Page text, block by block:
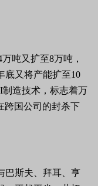
吨又扩至8万吨，
底又将产能扩至10
造技术，标志着万
跨国公司的封杀下
巴斯夫、拜耳、亨